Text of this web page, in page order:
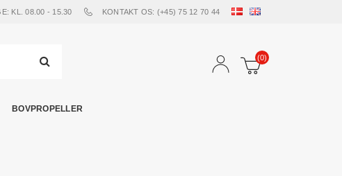
KL. 08.00 - 15.30 KONTAKT OS: (+45) 75 12 70 44
(0)
BOVPROPELLER